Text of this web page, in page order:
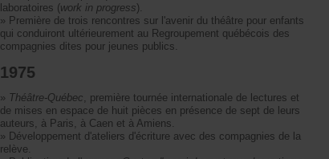
laboratoires(workinprogress).
» Premièredetroisrencontressurl'avenirduthéâtrepourenfants
quiconduirontultérieurementauRegroupementquébécoisdes
compagniesditespourjeunespublics.
1975
» Théâtre-Québec,premièretournéeinternationaledelectureset
demisesenespacedehuitpiècesenprésencedeseptdeleurs
auteurs,àParis,àCaenetàAmiens.
» Développementd'ateliersd'écritureavecdescompagniesdela
relève.